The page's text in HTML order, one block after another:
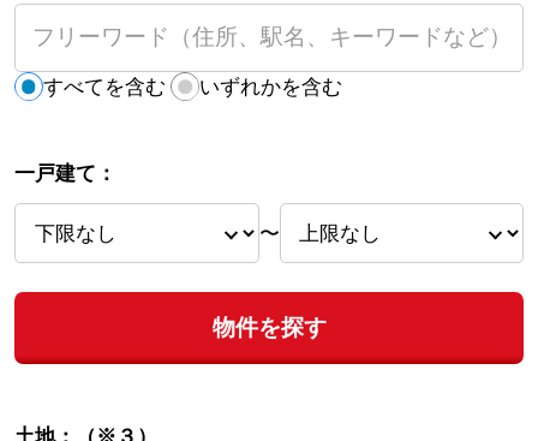
すべてを含む いずれかを含む
一戸建て：
〜
物件を探す